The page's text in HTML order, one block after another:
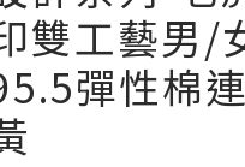
雙工藝男/
彈性棉